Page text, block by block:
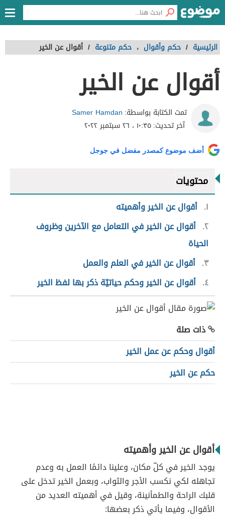
الرئيسية / حكم وأقوال ، حكم متنوعة / أقوال عن الخير
أقوال عن الخير
تمت الكتابة بواسطة: Samer Hamdan
آخر تحديث:١٠:٣٥ ، ٢٦ سبتمبر ٢٠٢٢
أضف موضوع كمصدر مفضل في جوجل
محتويات
١ أقوال عن الخير وأهميته
٢ أقوال عن الخير في التعامل مع الآخرين وظروف
الحياة
٣ أقوال عن الخير في العلم والعمل
٤ أقوال عن الخير وحكم حياتيّة ذكر بها لفظ الخير
ذات صلة
أقوال وحكم عن عمل الخير
حكم عن الخير
أقوال عن الخير وأهميته
يوجد الخير في كلّ مكان، وعلينا دائمًا العمل به وعدم
تجاهله لكي نكسب الأجر والثواب، وبعمل الخير تدخل على
قلبك الراحة والطمأنينة، وقيل في أهميته العديد من
الأقوال، وفيما يأتي ذكر بعضها: